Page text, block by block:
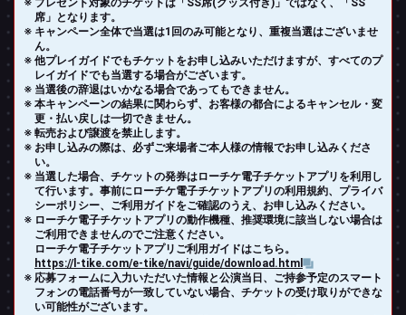
席」となります。
キャンペーン全体で当選は1回のみ可能となり、重複当選はございませ
ん。
他プレイガイドでもチケットをお申し込みいただけますが、すべてのプ
レイガイドでも当選する場合がございます。
当選後の辞退はいかなる場合であってもできません。
本キャンペーンの結果に関わらず、お客様の都合によるキャンセル・変
更・払い戻しは一切できません。
転売および譲渡を禁止します。
お申し込みの際は、必ずご来場者ご本人様の情報でお申し込みくださ
い。
当選した場合、チケットの発券はローチケ電子チケットアプリを利用し
て行います。事前にローチケ電子チケットアプリの利用規約、プライバ
シーポリシー、ご利用ガイドをご確認のうえ、お申し込みください。
ローチケ電子チケットアプリの動作機種、推奨環境に該当しない場合は
ご利用できませんのでご注意ください。
ローチケ電子チケットアプリご利用ガイドはこちら。
https://l-tike.com/e-tike/navi/guide/download.html
応募フォームに入力いただいた情報と公演当日、ご持参予定のスマート
フォンの電話番号が一致していない場合、チケットの受け取りができな
い可能性がございます。